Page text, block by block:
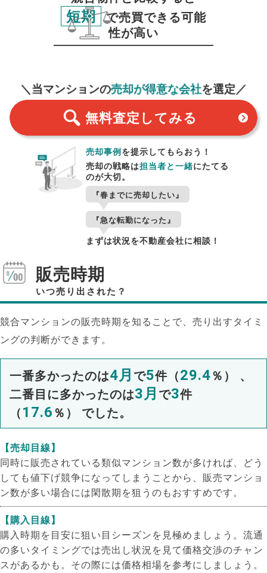
短期
で売買できる可能
性が高い
＼当マンションの売却が得意な会社を選定／
無料査定 してみる
売却事例を提示してもらおう！
売却の戦略は担当者と一緒にたてる
のが大切。
『春までに売却したい』
『急な転勤になった』
まずは状況を不動産会社に相談！
販売時期
いつ売り出された？
競合マンションの販売時期を知ることで、売り出すタイミ
ングの判断ができます。
一番多かったのは4月 で5件（29.4 ％） 、
二番目に多かったのは3月 で3件
（ 17.6 ％） でした。
【売却目線】
同時に販売されている類似マンション数が多ければ、どう
しても値下げ競争になってしまうことから、販売マンショ
ン数が多い場合には閑散期を狙うのもおすすめです。
【購入目線】
購入時期を目安に狙い目シーズンを見極めましょう。流通
の多いタイミングでは売出し状況を見て価格交渉のチャン
スがあるかも。その際には価格相場を参考にしましょう。